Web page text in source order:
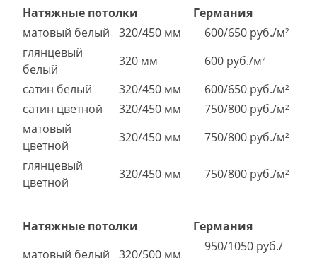
Натяжные потолки
Германия
матовый белый
320/450 мм
600/650 руб./м²
глянцевый
белый
320 мм
600 руб./м²
сатин белый
320/450 мм
600/650 руб./м²
сатин цветной
320/450 мм
750/800 руб./м²
матовый
цветной
320/450 мм
750/800 руб./м²
глянцевый
цветной
320/450 мм 750/800 руб./м²
Натяжные потолки
Германия
матовый белый
320/500 мм
950/1050 руб./